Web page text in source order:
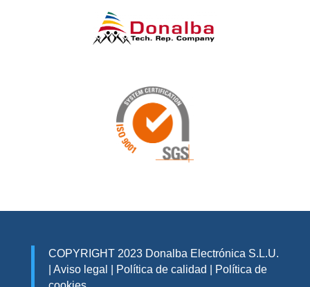
COPYRIGHT 2023 Donalba Electrónica S.L.U.
Aviso legal Política de calidad
Política de